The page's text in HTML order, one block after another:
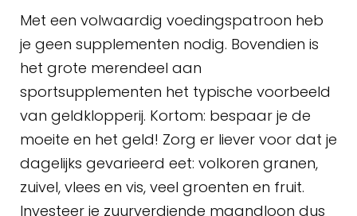
Met een volwaardig voedingspatroon heb
je geen supplementen nodig. Bovendien is
het grote merendeel aan
sportsupplementen het typische voorbeeld
van geldklopperij. Kortom: bespaar je de
moeite en het geld! Zorg er liever voor dat je
dagelijks gevarieerd eet: volkoren granen,
zuivel, vlees en vis, veel groenten en fruit.
Investeer je zuurverdiende maandloon dus